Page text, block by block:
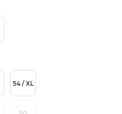
54 / XL